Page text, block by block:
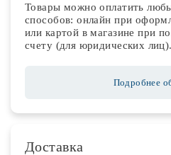
Товары можно оплатить
способов: онлайн при
или картой в магазине при
счету (для юридических лиц).
Подробнее
Доставка